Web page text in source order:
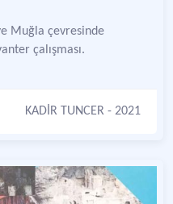
Muğla çevresinde
çalışması.
KADİR TUNCER - 2021